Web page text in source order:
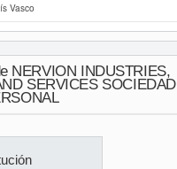
Vasco
NERVION INDUSTRIES,
SERVICES SOCIEDAD